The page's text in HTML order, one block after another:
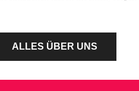
ALLES ÜBER UNS